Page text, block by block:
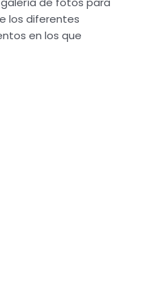
los diferentes
en los que